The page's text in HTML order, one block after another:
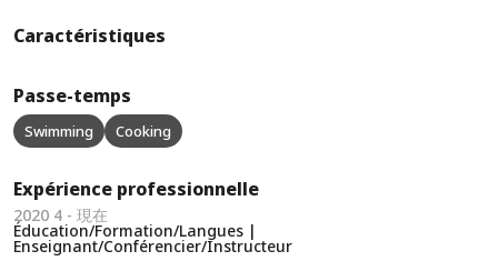
Caractéristiques
Passe-temps
Swimming Cooking
Expérience professionnelle
2020 4 - 現在
Éducation/Formation/Langues |
Enseignant/Conférencier/Instructeur